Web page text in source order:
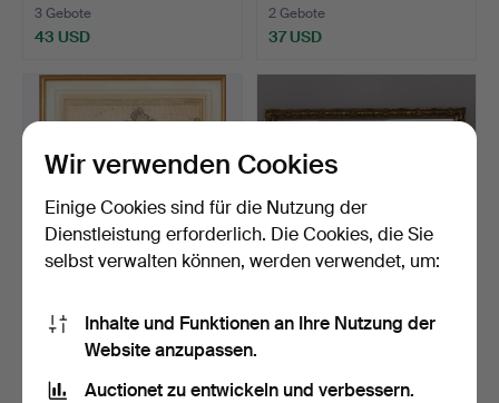
3 Gebote
43 USD
2 Gebote
37 USD
KARTE, Skandinavien, 18.
Jahrhundert, teil…
Beendet 21. Jul 2026
4 Gebote
REPRODUKTION EINER
ANTIKEN LANDKARTE.
1 Gebot
Wir verwenden Cookies
Einige Cookies sind für die Nutzung der
Dienstleistung erforderlich. Die Cookies, die Sie
selbst verwalten können, werden verwendet, um:
Inhalte und Funktionen an Ihre Nutzung der
Website anzupassen.
Auctionet zu entwickeln und verbessern.